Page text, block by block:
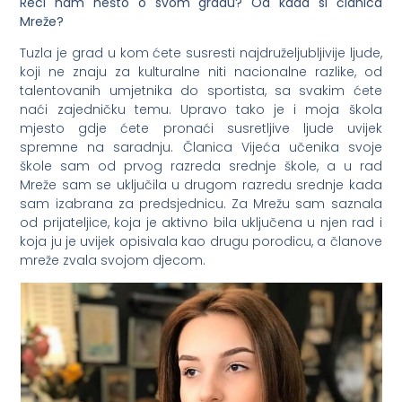
Mreže?
Tuzla je grad u kom ćete susresti najdruželjubljivije ljude,
koji ne znaju za kulturalne niti nacionalne razlike, od
talentovanih umjetnika do sportista, sa svakim ćete
naći zajedničku temu. Upravo tako je i moja škola
mjesto gdje ćete pronaći susretljive ljude uvijek
spremne na saradnju. Članica Vijeća učenika svoje
škole sam od prvog razreda srednje škole, a u rad
Mreže sam se uključila u drugom razredu srednje kada
sam izabrana za predsjednicu. Za Mrežu sam saznala
od prijateljice, koja je aktivno bila uključena u njen rad i
koja ju je uvijek opisivala kao drugu porodicu, a članove
mreže zvala svojom djecom.